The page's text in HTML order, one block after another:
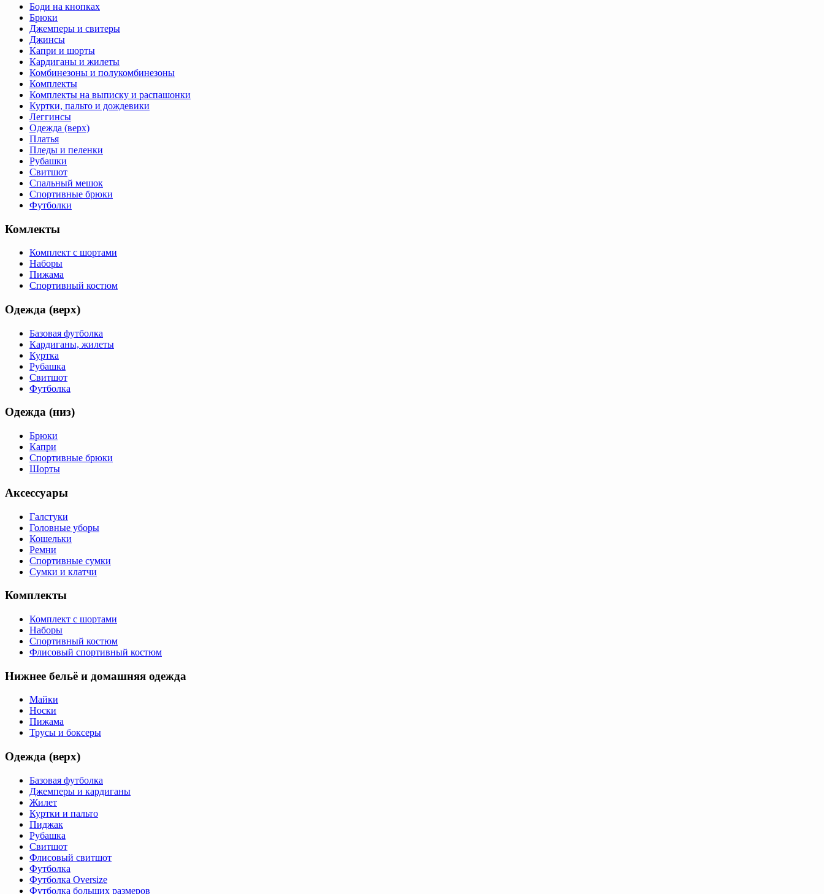
Боди на кнопках
Брюки
Джемперы и свитеры
Джинсы
Капри и шорты
Кардиганы и жилеты
Комбинезоны и полукомбинезоны
Комплекты
Комплекты на выписку и распашонки
Куртки, пальто и дождевики
Леггинсы
Одежда (верх)
Платья
Пледы и пеленки
Рубашки
Свитшот
Спальный мешок
Спортивные брюки
Футболки
Комлекты
Комплект с шортами
Наборы
Пижама
Спортивный костюм
Одежда (верх)
Базовая футболка
Кардиганы, жилеты
Куртка
Рубашка
Свитшот
Футболка
Одежда (низ)
Брюки
Капри
Спортивные брюки
Шорты
Аксессуары
Галстуки
Головные уборы
Кошельки
Ремни
Спортивные сумки
Сумки и клатчи
Комплекты
Комплект с шортами
Наборы
Спортивный костюм
Флисовый спортивный костюм
Нижнее бельё и домашняя одежда
Майки
Носки
Пижама
Трусы и боксеры
Одежда (верх)
Базовая футболка
Джемперы и кардиганы
Жилет
Куртки и пальто
Пиджак
Рубашка
Свитшот
Флисовый свитшот
Футболка
Футболка Oversize
Футболка больших размеров